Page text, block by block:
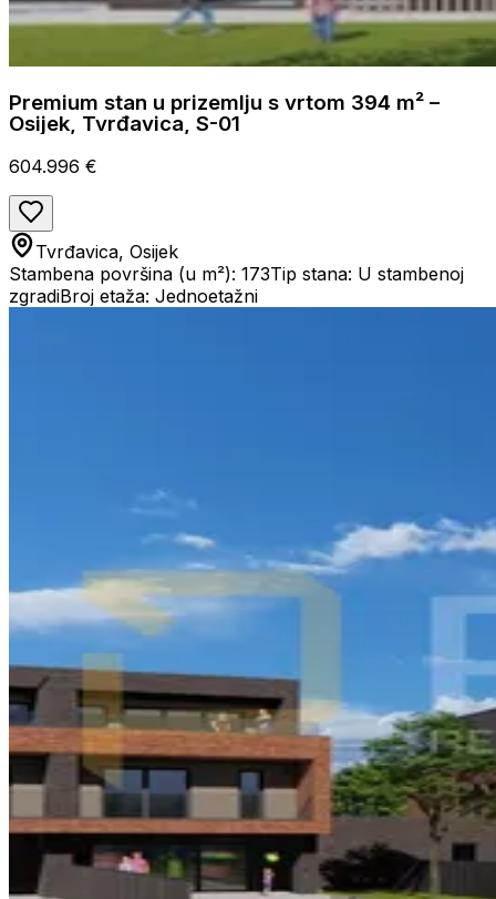
Premium stan u prizemlju s vrtom 394 m² –
Osijek, Tvrđavica, S-01
604.996 €
Tvrđavica, Osijek
Stambena površina (u m²): 173Tip stana: U stambenoj
zgradiBroj etaža: Jednoetažni